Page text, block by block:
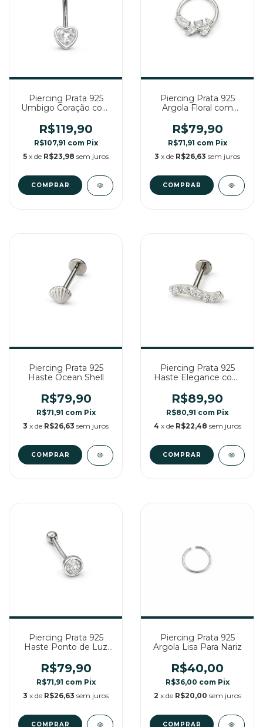
Piercing Prata 925
Umbigo Coração com
R$119,90
R$107,91 com Pix
5 x de R$23,98 sem juros
Piercing Prata 925
Argola Floral com
R$79,90
R$71,91 com Pix
3 x de R$26,63 sem juros
Piercing Prata 925
Haste Ocean Shell
R$79,90
R$71,91 com Pix
3 x de R$26,63 sem juros
Piercing Prata 925
Haste Elegance com
R$89,90
R$80,91 com Pix
4 x de R$22,48 sem juros
Piercing Prata 925
Haste Ponto de Luz
R$79,90
R$71,91 com Pix
3 x de R$26,63 sem juros
Piercing Prata 925
Argola Lisa Para Nariz
R$40,00
R$36,00 com Pix
2 x de R$20,00 sem juros